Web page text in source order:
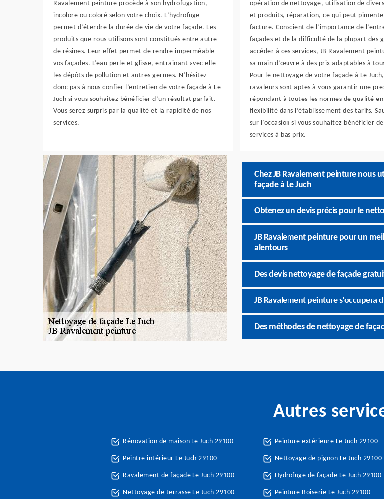
Ravalement peinture procède à son hydrofugation,
incolore ou coloré selon votre choix. L’hydrofuge
permet d’étendre la durée de vie de votre façade. Les
produits que nous utilisons sont constitués entre autre
de résines. Leur effet permet de rendre imperméable
vos façades. L’eau perle et glisse, entrainant avec elle
les dépôts de pollution et autres germes. N’hésitez
donc pas à nous confier l’entretien de votre façade à Le
Juch si vous souhaitez bénéficier d’un résultat parfait.
Vous serez surpris par la qualité et la rapidité de nos
services.
opération de nettoyage, utilisation de
et produits, réparation, ce qui peut
facture. Conscient de l’importance de
façades et de la difficulté de la plupart des
accéder à ces services, JB Ravalement
sa main d’œuvre à des prix adaptables à
Pour le nettoyage de votre façade à Le
ravaleurs sont aptes à vous garantir une
répondant à toutes les normes de qualité
flexibilité dans l’établissement des tarifs.
sur l’occasion si vous souhaitez bénéficier
services à bas prix.
Chez JB Ravalement peinture nous
façade à Le Juch
Obtenez un devis précis pour le
JB Ravalement peinture pour un
alentours
Des devis nettoyage de façade
JB Ravalement peinture
Des méthodes de nettoyage de
Autres
Rénovation de maison Le Juch 29100
Peintre intérieur Le Juch 29100
Ravalement de façade Le Juch 29100
Nettoyage de terrasse Le Juch 29100
Peinture extérieure Le Juch 29100
Nettoyage de pignon Le Juch 29100
Hydrofuge de façade Le Juch 29100
Peinture Boiserie Le Juch 29100